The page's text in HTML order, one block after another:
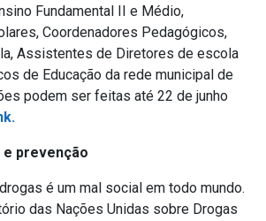
Fundamental II e Médio,
Coordenadores Pedagógicos,
Assistentes de Diretores de escola
de Educação da rede municipal de
podem ser feitas até 22 de junho
prevenção
é um mal social em todo mundo.
das Nações Unidas sobre Drogas